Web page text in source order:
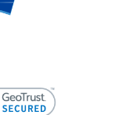
24,173円
25,806円